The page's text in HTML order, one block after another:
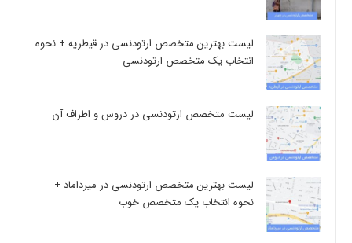
لیست بهترین متخصص ارتودنسی در قیطریه + نحوه
انتخاب یک متخصص ارتودنسی
لیست متخصص ارتودنسی در دروس و اطراف آن
لیست بهترین متخصص ارتودنسی در میرداماد +
نحوه انتخاب یک متخصص خوب